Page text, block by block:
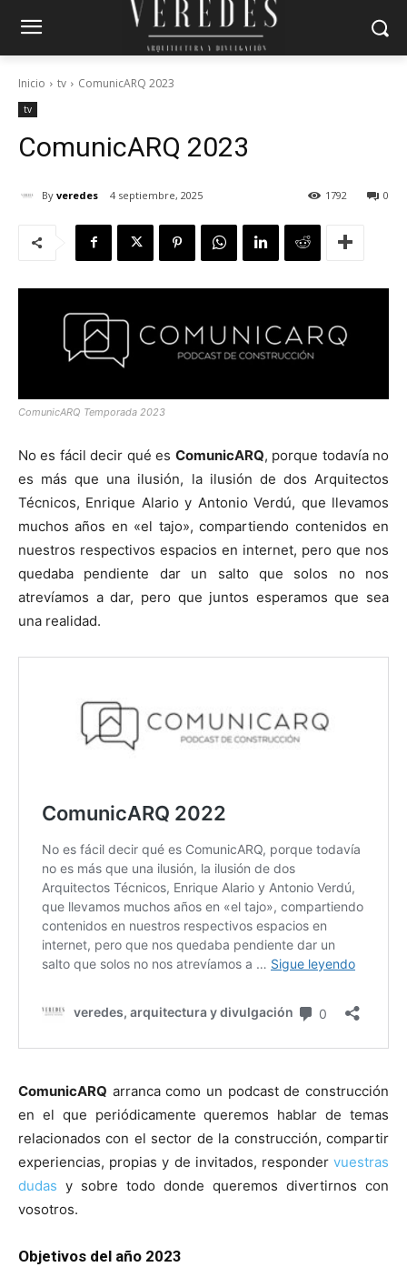
Inicio tv ComunicARQ 2023
tv
ComunicARQ 2023
By veredes 4 septiembre, 2025 0
1792
ComunicARQ Temporada 2023
No es fácil decir qué es ComunicARQ, porque todavía no
es más que una ilusión, la ilusión de dos Arquitectos
Técnicos, Enrique Alario y Antonio Verdú, que llevamos
muchos años en «el tajo», compartiendo contenidos en
nuestros respectivos espacios en internet, pero que nos
quedaba pendiente dar un salto que solos no nos
atrevíamos a dar, pero que juntos esperamos que sea
una realidad.
ComunicARQ arranca como un podcast de construcción
en el que periódicamente queremos hablar de temas
relacionados con el sector de la construcción, compartir
experiencias, propias y de invitados, responder vuestras
dudas y sobre todo donde queremos divertirnos con
vosotros.
Objetivos del año 2023